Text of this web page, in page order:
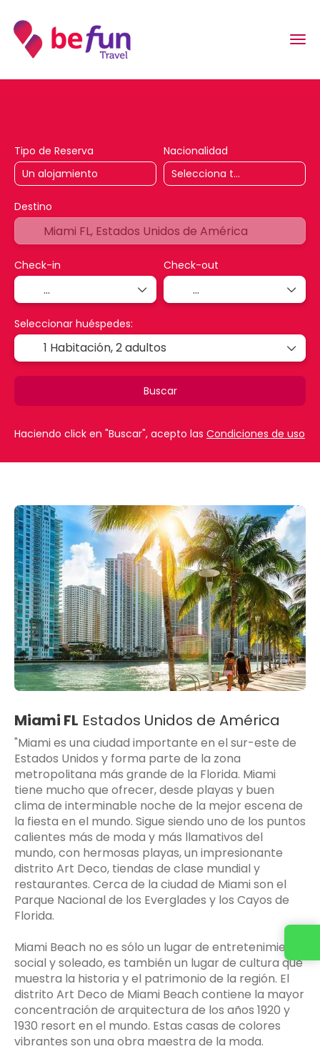
Tipo de Reserva Nacionalidad
Destino
Check-in Check-out
Seleccionar huéspedes:
1 Habitación,2 adultos
Buscar
Haciendo click en "Buscar", acepto las Condiciones de uso
Miami FL Estados Unidos de América
"Miami es una ciudad importante en el sur-este de
Estados Unidos y forma parte de la zona
metropolitana más grande de la Florida. Miami
tiene mucho que ofrecer, desde playas y buen
clima de interminable noche de la mejor escena de
la fiesta en el mundo. Sigue siendo uno de los puntos
calientes más de moda y más llamativos del
mundo, con hermosas playas, un impresionante
distrito Art Deco, tiendas de clase mundial y
restaurantes. Cerca de la ciudad de Miami son el
Parque Nacional de los Everglades y los Cayos de
Florida.
Miami Beach no es sólo un lugar de entretenimiento
social y soleado, es también un lugar de cultura que
muestra la historia y el patrimonio de la región. El
distrito Art Deco de Miami Beach contiene la mayor
concentración de arquitectura de los años 1920 y
1930 resort en el mundo. Estas casas de colores
vibrantes son una obra maestra de la moda.